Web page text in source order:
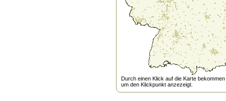
Durch einen Klick auf die Karte
um den Klickpunkt anzezeigt.